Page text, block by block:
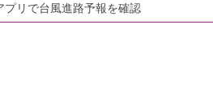
プリで台風進路予報を確認